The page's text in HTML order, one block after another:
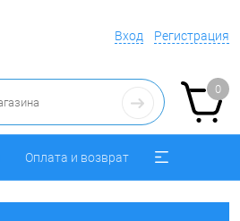
Вход Регистрация
0
Оплата и возврат